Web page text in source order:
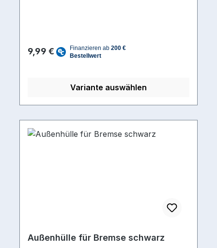
9,99 €
Variante auswählen
Außenhülle für Bremse schwarz